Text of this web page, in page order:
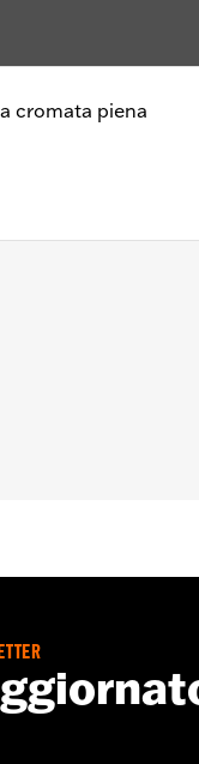
cromata piena
laterali Nostalgic